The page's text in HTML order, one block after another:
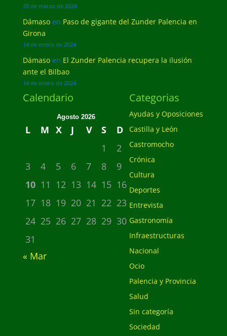
20 de marzo de 2024
Dámasoen Paso de gigante del Zunder Palencia en
Girona
14 de enero de 2024
Dámasoen El Zunder Palencia recupera la ilusión
ante el Bilbao
14 de enero de 2024
Calendario
Agosto 2026
L M X J V S
D
1
2
3
4 5 6 7 8
9
10 11 12 13 14 15 16
17 18 19 20 21 22 23
24 25 26 27 28 29 30
31
« Mar
Categorias
Ayudas y Oposiciones
Castilla y León
Castromocho
Crónica
Cultura
Deportes
Entrevista
Gastronomía
Infraestructuras
Nacional
Ocio
Palencia y Provincia
Salud
Sin categoría
Sociedad